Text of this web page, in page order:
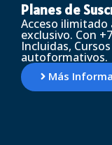
Planes de
Acceso
exclusivo. Con
Incluidas,
autoformativos.
Más